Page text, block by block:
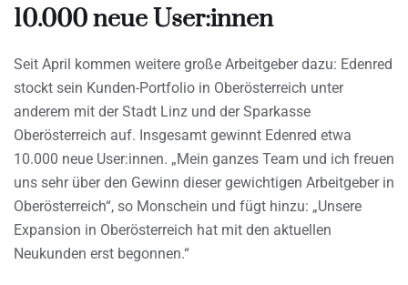
10.000 neue User:innen
Seit April kommen weitere große Arbeitgeber dazu: Edenred
stockt sein Kunden-Portfolio in Oberösterreich unter
anderem mit der Stadt Linz und der Sparkasse
Oberösterreich auf. Insgesamt gewinnt Edenred etwa
10.000 neue User:innen. „Mein ganzes Team und ich freuen
uns sehr über den Gewinn dieser gewichtigen Arbeitgeber in
Oberösterreich“, so Monschein und fügt hinzu: „Unsere
Expansion in Oberösterreich hat mit den aktuellen
Neukunden erst begonnen.“